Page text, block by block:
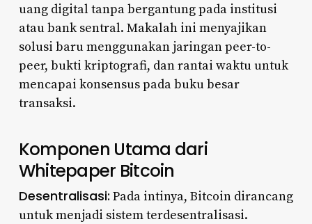
uang digital tanpa bergantung pada institusi
atau bank sentral. Makalah ini menyajikan
solusi baru menggunakan jaringan peer-to-
peer, bukti kriptografi, dan rantai waktu untuk
mencapai konsensus pada buku besar
transaksi.
Komponen Utama dari
Whitepaper Bitcoin
Desentralisasi: Pada intinya, Bitcoin dirancang
untuk menjadi sistem terdesentralisasi.